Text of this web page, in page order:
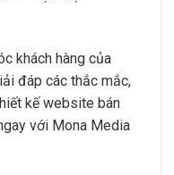
khách hàng của
đáp các thắc mắc,
kế website bán
với Mona Media